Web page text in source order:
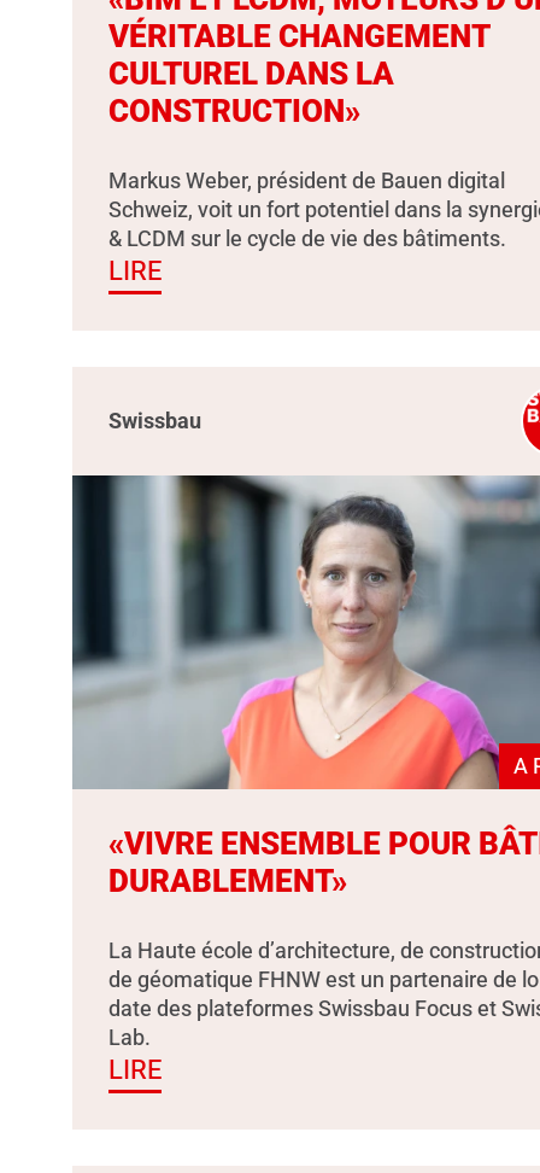
VÉRITABLE CHANGEMENT
CULTUREL DANS LA
CONSTRUCTION»
Markus Weber, président de Bauen digital
Schweiz, voit un fort potentiel dans la
& LCDM sur le cycle de vie des bâtiments.
LIRE
Swissbau
A
«VIVRE ENSEMBLE POUR
DURABLEMENT»
La Haute école d’architecture, de
de géomatique FHNW est un partenaire de
date des plateformes Swissbau Focus et
Lab.
LIRE